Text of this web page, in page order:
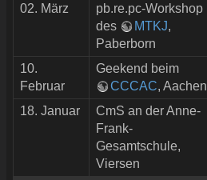
02. März
pb.re.pc-Workshop
des
MTKJ,
Paberborn
10.
Februar
Geekend beim
CCCAC, Aachen
18. Januar
CmS an der Anne-
Frank-
Gesamtschule,
Viersen